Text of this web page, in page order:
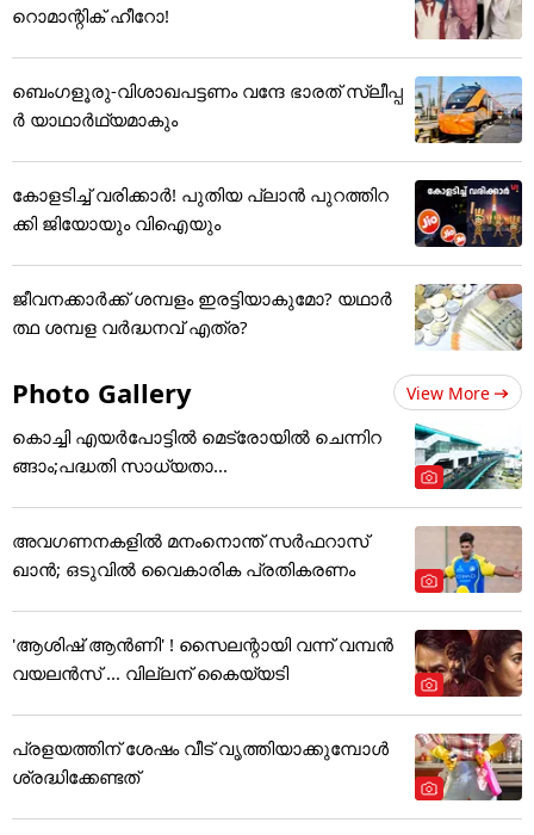
റൊമാന്റിക് ഹീറോ!
ബെംഗളൂരു-വിശാഖപട്ടണം വന്ദേ ഭാരത് സ്ലീപ്പ
ര്‍ യാഥാര്‍ഥ്യമാകും
കോളടിച്ച് വരിക്കാർ! പുതിയ പ്ലാൻ പുറത്തിറ
ക്കി ജിയോയും വിഐയും
ജീവനക്കാർക്ക് ശമ്പളം ഇരട്ടിയാകുമോ? യഥാർ
ത്ഥ ശമ്പള വർദ്ധനവ് എത്ര?
Photo Gallery View More
കൊച്ചി എയര്‍പോട്ടില്‍ മെട്രോയില്‍ ചെന്നിറ
ങ്ങാം;പദ്ധതി സാധ്യതാ...
അവഗണനകളില്‍ മനംനൊന്ത് സര്‍ഫറാസ്
ഖാന്‍; ഒടുവില്‍ വൈകാരിക പ്രതികരണം
'ആശിഷ് ആൻണി' ! സൈലന്റായി വന്ന് വമ്പൻ
വയലൻസ് ... വില്ലന് കൈയ്യടി
പ്രളയത്തിന് ശേഷം വീട് വൃത്തിയാക്കുമ്പോൾ
ശ്രദ്ധിക്കേണ്ടത്